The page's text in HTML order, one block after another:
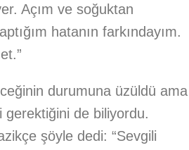
Açım ve soğuktan
hatanın farkındayım.
durumuna üzüldü ama
de biliyordu.
şöyle dedi: “Sevgili